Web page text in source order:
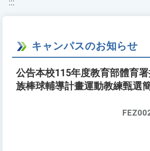
:::
キャンパスのお知らせ
公告本校115年度教育部體育
族棒球輔導計畫運動教練甄選